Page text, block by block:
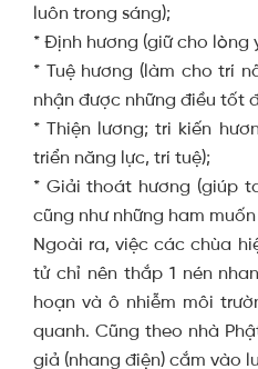
luôn trong sáng);
* Định hương (giữ cho lòng
* Tuệ hương (làm cho trí
nhận được những điều tốt
* Thiện lương; tri kiến
triển năng lực, trí tuệ);
* Giải thoát hương (giúp
cũng như những ham
Ngoài ra, việc các chùa
tử chỉ nên thắp 1 nén
hoạn và ô nhiễm môi
quanh. Cũng theo nhà
giả (nhang điện) cắm vào